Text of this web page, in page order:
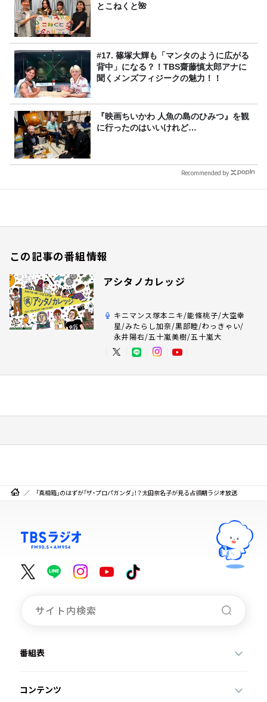
とこねくと🌺
#17. 篠塚大輝も「マンタのように広がる
背中」になる？！TBS齋藤慎太郎アナに
聞くメンズフィジークの魅力！！
『映画ちいかわ 人魚の島のひみつ』を観
に行ったのはいいけれど…
Recommended by
この記事の番組情報
アシタノカレッジ
キニマンス塚本ニキ/能條桃子/大空幸
星/みたらし加奈/黒部睦/わっきゃい/
永井陽右/五十嵐美樹/五十嵐大
「真相箱」のはずが「ザ・プロパガンダ」！？太田奈名子が見る占領期ラジオ放送
番組表
コンテンツ